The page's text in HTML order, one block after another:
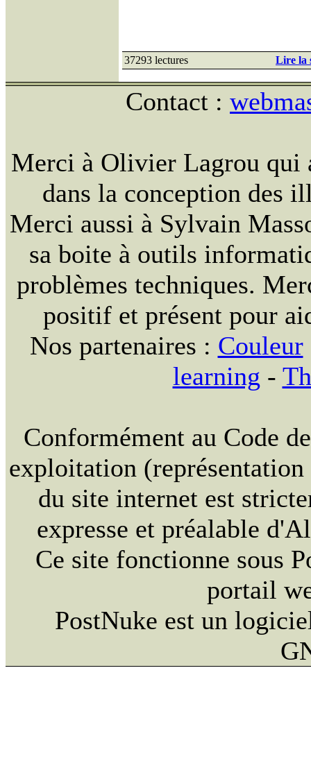
37293 lectures Lire la
Contact :
Merci à Olivier Lagrou qui
dans la conception des
Merci aussi à Sylvain
sa boite à outils
problèmes techniques.
positif et présent pour
Nos partenaires : Couleur
learning -
Conformément au Code
exploitation
du site internet est
expresse et préalable
Ce site fonctionne sous
portail
PostNuke est un